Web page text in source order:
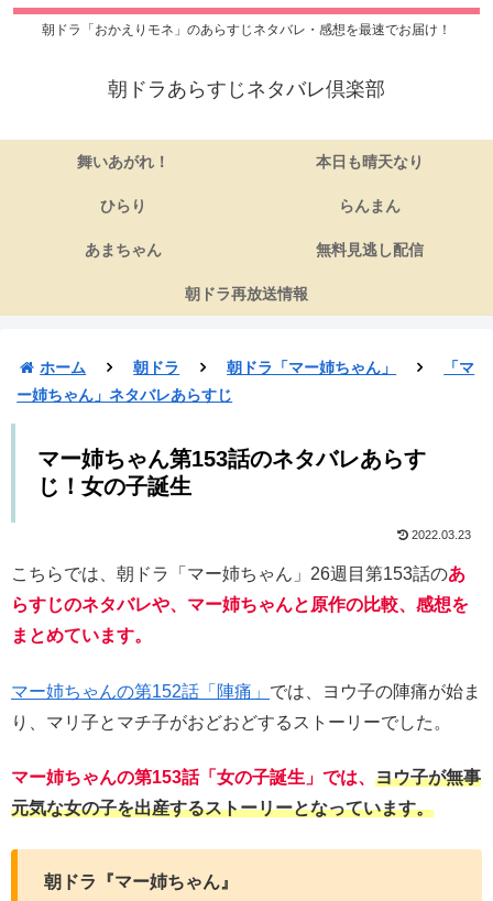
朝ドラ「おかえりモネ」のあらすじネタバレ・感想を最速でお届け！
朝ドラあらすじネタバレ倶楽部
舞いあがれ！ 本日も晴天なり
ひらり らんまん
あまちゃん 無料見逃し配信
朝ドラ再放送情報
ホーム 朝ドラ 朝ドラ「マー姉ちゃん」
「マ
ー姉ちゃん」ネタバレあらすじ
マー姉ちゃん第153話のネタバレあらす
じ！女の子誕生
2022.03.23
こちらでは、朝ドラ「マー姉ちゃん」26週目第153話のあ
らすじのネタバレや、マー姉ちゃんと原作の比較、感想を
まとめています。
マー姉ちゃんの第152話「陣痛」 では、ヨウ子の陣痛が始ま
り、マリ子とマチ子がおどおどするストーリーでした。
マー姉ちゃんの第153話「女の子誕生」では、 ヨウ子が無事
元気な女の子を出産するストーリーとなっています。
朝ドラ『マー姉ちゃん』